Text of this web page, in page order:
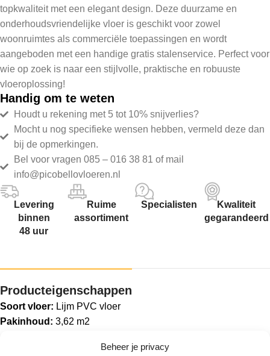
Beheer je privacy
topkwaliteit met een elegant design. Deze duurzame en
onderhoudsvriendelijke vloer is geschikt voor zowel
woonruimtes als commerciële toepassingen en wordt
aangeboden met een handige gratis stalenservice. Perfect voor
wie op zoek is naar een stijlvolle, praktische en robuuste
vloeroplossing!
Handig om te weten
Houdt u rekening met 5 tot 10% snijverlies?
Mocht u nog specifieke wensen hebben, vermeld deze dan
bij de opmerkingen.
Bel voor vragen 085 – 016 38 81 of mail
info@picobellovloeren.nl
Levering
binnen
48 uur
Ruime
assortiment
Specialisten
Kwaliteit
gegarandeerd
Producteigenschappen
Soort vloer: Lijm PVC vloer
Pakinhoud: 3,62 m2